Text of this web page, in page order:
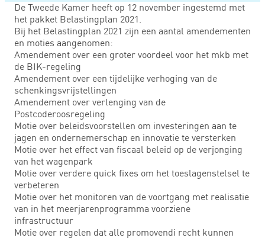
De Tweede Kamer heeft op 12 november ingestemd met
het pakket Belastingplan 2021.
Bij het Belastingplan 2021 zijn een aantal amendementen
en moties aangenomen:
Amendement over een groter voordeel voor het mkb met
de BIK-regeling
Amendement over een tijdelijke verhoging van de
schenkingsvrijstellingen
Amendement over verlenging van de
Postcoderoosregeling
Motie over beleidsvoorstellen om investeringen aan te
jagen en ondernemerschap en innovatie te versterken
Motie over het effect van fiscaal beleid op de verjonging
van het wagenpark
Motie over verdere quick fixes om het toeslagenstelsel te
verbeteren
Motie over het monitoren van de voortgang met realisatie
van in het meerjarenprogramma voorziene
infrastructuur
Motie over regelen dat alle promovendi recht kunnen